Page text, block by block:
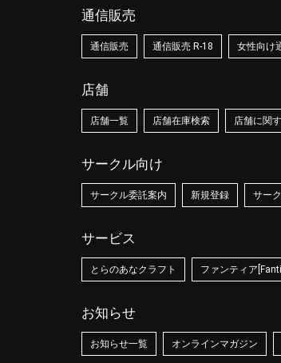
通信販売
通信販売 通信販売 R-18 女性向け
店舗
店舗一覧 店舗在庫検索 店舗に関
サークル向け
サークル委託案内 新規登録 サー
サービス
とらのあなクラフト ファンティア
お知らせ
お知らせ一覧 オンラインマガジン